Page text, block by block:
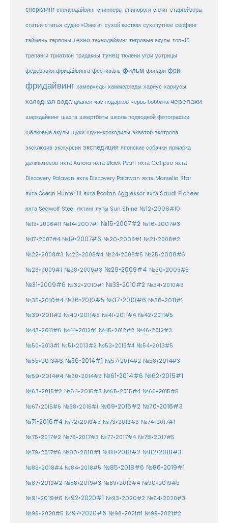
снорклинг спелеодайвинг спиннеры спинороги сплит старгейзеры
статьи статья судно «Омега» сухой костюм сухопутное сёрфинг
таймень тарпоны техно технодайвинг тигровые акулы топ-10
трепанги триатлон тридакны тунец тюлени угри устрицы
федерация фридайвинга фестиваль фильм фонари фри
фридайвинг хамерхеды хаммерхеды хариус хариусы
холодная вода цианеи час подарков червь боббита черепахи
шаркдайвинг шахта швертботы школа подводной фотографии
шёлковые акулы щуки щуки-крокодилы экватор экотропа
эксклюзив экскурсии экспедиция японские собачки ярмарка
деликатесов яхта Aurora яхта Black Pearl яхта Calipso яхта
Discovery Palavan яхта Discovery Palawan яхта Marselia Star
яхта Ocean Hunter III яхта Roatan Aggressor яхта Saudi Pioneer
яхта Seawolf Steel яхтинг яхты Sun Shine №12•2006#10
№13•2006#11 №14•2007#1 №15•2007#2 №16•2007#3
№17•2007#4 №19•2007#6 №20•2008#1 №21•2008#2
№22•2008#3 №23•2008#4 №24•2008#5 №25•2008#6
№26•2009#1 №28•2009#3 №29•2009#4 №30•2009#5
№31•2009#6 №32•2010#1 №33•2010#2 №34•2010#3
№35•2010#4 №36•2010#5 №37•2010#6 №38•2011#1
№39•2011#2 №40•2011#3 №41•2011#4 №42•2011#5
№43•2011#6 №44•2012#1 №45•2012#2 №46•2012#3
№50•2013#1 №51•2013#2 №53•2013#4 №54•2013#5
№55•2013#6 №56•2014#1 №57•2014#2 №58•2014#3
№59•2014#4 №60•2014#5 №61•2014#6 №62•2015#1
№63•2015#2 №64•2015#3 №65•2015#4 №66•2015#5
№67•2015#6 №68•2016#1 №69•2016#2 №70•2016#3
№71•2016#4 №72•2016#5 №73•2016#6 №74•2017#1
№75•2017#2 №76•2017#3 №77•2017#4 №78•2017#5
№79•2017#6 №80•2018#1 №81•2018#2 №82•2018#3
№83•2018#4 №84•2018#5 №85•2018#6 №86•2019#1
№87•2019#2 №88•2019#3 №89•2019#4 №90•2019#5
№91•2019#6 №92•2020#1 №93•2020#2 №94•2020#3
№96•2020#5 №97•2020#6 №98•2021#1 №99•2021#2